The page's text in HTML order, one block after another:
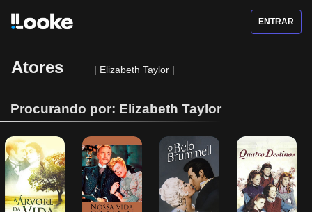
ENTRAR
Atores | Elizabeth Taylor |
Procurando por: Elizabeth Taylor
A Árvore da
Vida
Nossa Vida
com Papai
O Belo
Brummell
Quatro Destinos